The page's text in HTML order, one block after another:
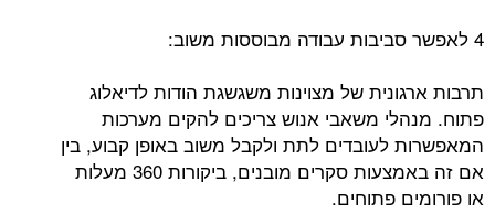
4 לאפשר סביבות עבודה מבוססות משוב:
תרבות ארגונית של מצוינות משגשגת הודות לדיאלוג
פתוח. מנהלי משאבי אנוש צריכים להקים מערכות
המאפשרות לעובדים לתת ולקבל משוב באופן קבוע, בין
אם זה באמצעות סקרים מובנים, ביקורות 360 מעלות
או פורומים פתוחים.